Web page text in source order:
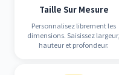
Taille Sur Mesure
Personnalisez librement les
dimensions. Saisissez largeur,
hauteur et profondeur.